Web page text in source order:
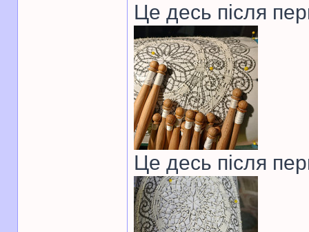
Це десь після
Це десь після